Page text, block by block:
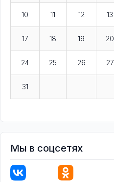
10 11 12 13
17 18 19 20
24 25 26 27
31
Мы в соцсетях